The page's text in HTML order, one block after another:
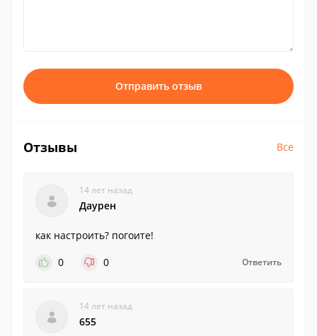
Отправить отзыв
Отзывы Все
14 лет назад
Даурен
как настроить? погоите!
0
0 Ответить
14 лет назад
655